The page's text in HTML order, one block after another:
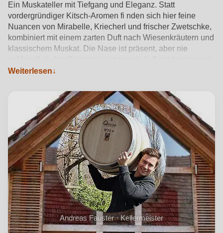
Ein Muskateller mit Tiefgang und Eleganz. Statt
vordergründiger Kitsch-Aromen fi nden sich hier feine
Nuancen von Mirabelle, Kriecherl und frischer Zwetschke,
kombiniert mit einem zarten Duft nach Wiesenkräutern und
klassischem Muskat. Die Nase ist präsent, aber nie
und mit einer feinen Fruchtpräsenz.
Weiterlesen
Andreas Fauster · Kellermeister